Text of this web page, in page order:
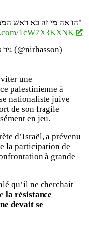
"הו אה מי זה בא ראש
1cW7X3KXNK
— نير حسون Nir Hasson ניר חסון (@nirhasson)
une
palestinienne à
nationaliste juive
de son fragile
en jeu.
d’Israël, a prévenu
la participation de
à grande
qu’il ne cherchait
la résistance
devait se